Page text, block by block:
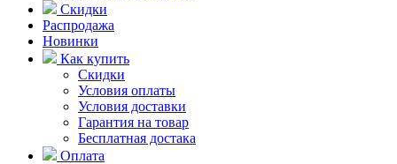
Скидки
Распродажа
Новинки
Как купить
Скидки
Условия оплаты
Условия доставки
Гарантия на товар
Бесплатная достака
Оплата